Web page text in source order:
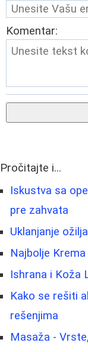
Komentar:
Pročitajte i...
Iskustva sa
pre zahvata
Uklanjanje
Najbolje
Ishrana i Koža
Kako se rešiti
rešenjima
Masaža -